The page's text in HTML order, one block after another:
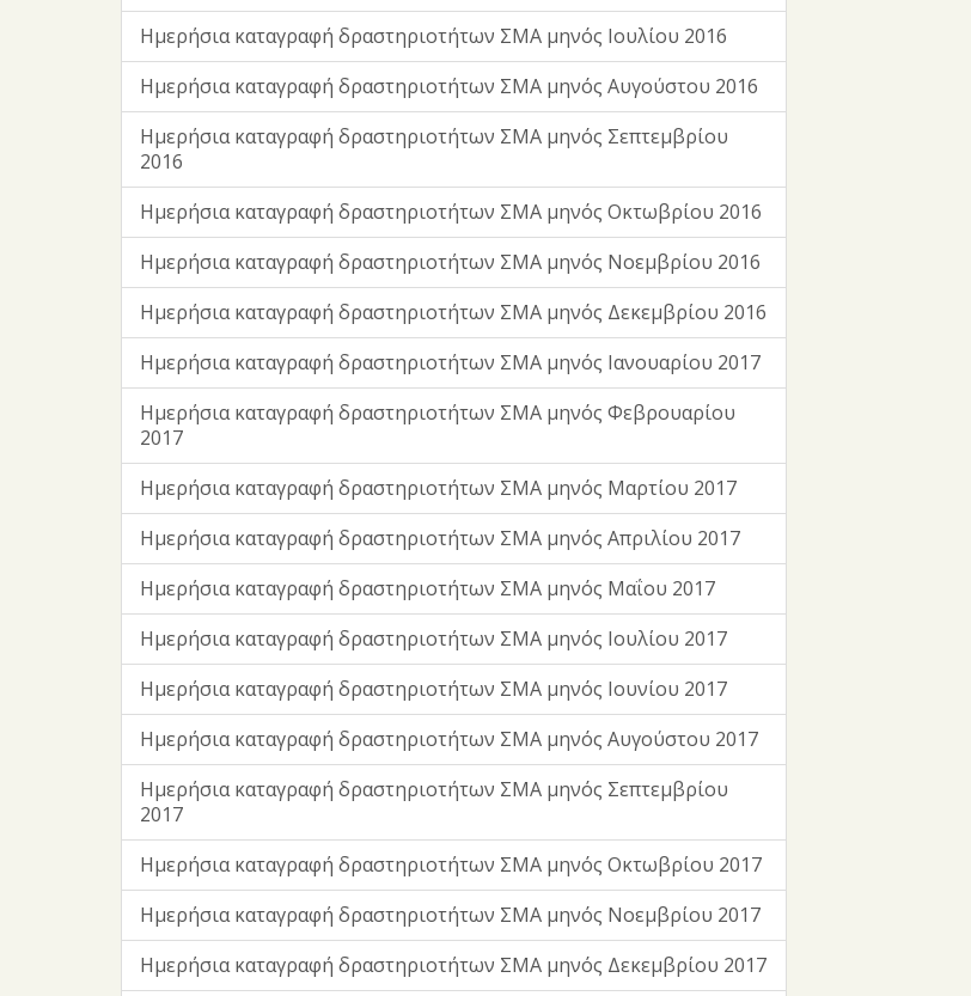
Ημερήσια καταγραφή δραστηριοτήτων ΣΜΑ μηνός Ιουλίου 2016
Ημερήσια καταγραφή δραστηριοτήτων ΣΜΑ μηνός Αυγούστου 2016
Ημερήσια καταγραφή δραστηριοτήτων ΣΜΑ μηνός Σεπτεμβρίου
2016
Ημερήσια καταγραφή δραστηριοτήτων ΣΜΑ μηνός Οκτωβρίου 2016
Ημερήσια καταγραφή δραστηριοτήτων ΣΜΑ μηνός Νοεμβρίου 2016
Ημερήσια καταγραφή δραστηριοτήτων ΣΜΑ μηνός Δεκεμβρίου 2016
Ημερήσια καταγραφή δραστηριοτήτων ΣΜΑ μηνός Ιανουαρίου 2017
Ημερήσια καταγραφή δραστηριοτήτων ΣΜΑ μηνός Φεβρουαρίου
2017
Ημερήσια καταγραφή δραστηριοτήτων ΣΜΑ μηνός Μαρτίου 2017
Ημερήσια καταγραφή δραστηριοτήτων ΣΜΑ μηνός Απριλίου 2017
Ημερήσια καταγραφή δραστηριοτήτων ΣΜΑ μηνός Μαΐου 2017
Ημερήσια καταγραφή δραστηριοτήτων ΣΜΑ μηνός Ιουλίου 2017
Ημερήσια καταγραφή δραστηριοτήτων ΣΜΑ μηνός Ιουνίου 2017
Ημερήσια καταγραφή δραστηριοτήτων ΣΜΑ μηνός Αυγούστου 2017
Ημερήσια καταγραφή δραστηριοτήτων ΣΜΑ μηνός Σεπτεμβρίου
2017
Ημερήσια καταγραφή δραστηριοτήτων ΣΜΑ μηνός Οκτωβρίου 2017
Ημερήσια καταγραφή δραστηριοτήτων ΣΜΑ μηνός Νοεμβρίου 2017
Ημερήσια καταγραφή δραστηριοτήτων ΣΜΑ μηνός Δεκεμβρίου 2017